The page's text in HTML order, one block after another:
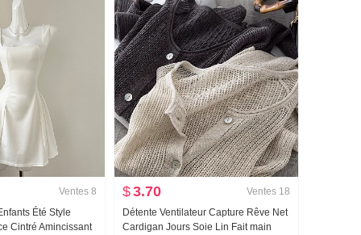
Ventes 8
Été Style
Cintré Amincissant
$3.70 Ventes 18
Détente Ventilateur Capture Rêve Net
Cardigan Jours Soie Lin Fait main